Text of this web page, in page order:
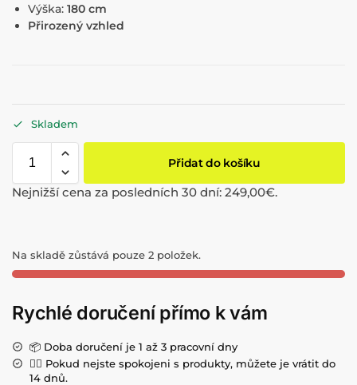
Výška: 180 cm
Přirozený vzhled
Skladem
Přidat do košíku
Nejnižší cena za posledních 30 dní: 249,00€.
Na skladě zůstává pouze 2 položek.
Rychlé doručení přímo k vám
📦 Doba doručení je 1 až 3 pracovní dny
💁‍♀️ Pokud nejste spokojeni s produkty, můžete je vrátit do
14 dnů.